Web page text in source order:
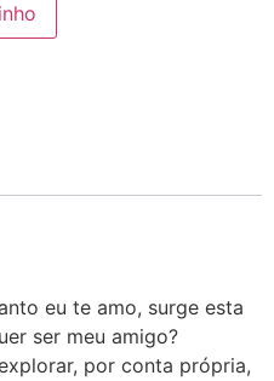
eu te amo, surge esta
ser meu amigo?
por conta própria,